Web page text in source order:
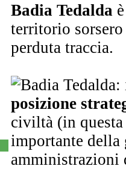
Badia Tedalda
territorio
perduta traccia.
posizione
civiltà (in questa
importante della
amministrazioni